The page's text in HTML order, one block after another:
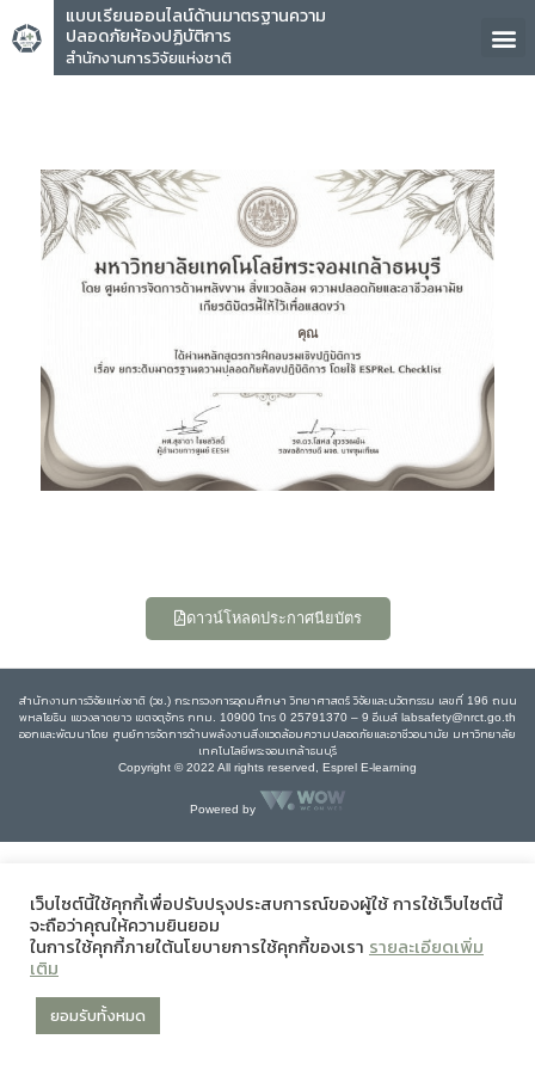
แบบเรียนออนไลน์ด้านมาตรฐานความ
ปลอดภัยห้องปฏิบัติการ
สำนักงานการวิจัยแห่งชาติ
คุณ
ดาวน์โหลดประกาศนียบัตร
สำนักงานการวิจัยแห่งชาติ (วช.) กระทรวงการอุดมศึกษา วิทยาศาสตร์ วิจัยและนวัตกรรม เลขที่ 196 ถนน
พหลโยธิน แขวงลาดยาว เขตจตุจักร กทม. 10900 โทร 0 25791370 – 9 อีเมล์ labsafety@nrct.go.th
ออกและพัฒนาโดย ศูนย์การจัดการด้านพลังงานสิ่งแวดล้อมความปลอดภัยและอาชีวอนามัย มหาวิทยาลัย
เทคโนโลยีพระจอมเกล้าธนบุรี
Copyright © 2022 All rights reserved, Esprel E-learning
Powered by
เว็บไซต์นี้ใช้คุกกี้เพื่อปรับปรุงประสบการณ์ของผู้ใช้ การใช้เว็บไซต์นี้
จะถือว่าคุณให้ความยินยอม
ในการใช้คุกกี้ภายใต้นโยบายการใช้คุกกี้ของเรา รายละเอียดเพิ่ม
เติม
ยอมรับทั้งหมด